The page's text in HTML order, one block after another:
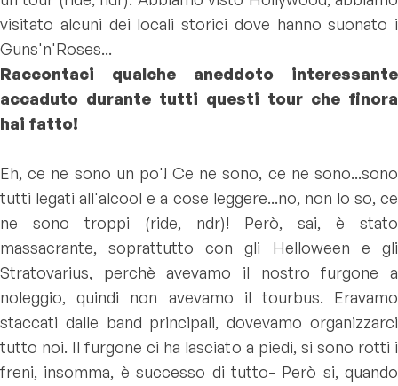
visitato alcuni dei locali storici dove hanno suonato i
Guns'n'Roses...
Raccontaci qualche aneddoto interessante
accaduto durante tutti questi tour che finora
hai fatto!
Eh, ce ne sono un po'! Ce ne sono, ce ne sono...sono
tutti legati all'alcool e a cose leggere...no, non lo so, ce
ne sono troppi (ride, ndr)! Però, sai, è stato
massacrante, soprattutto con gli Helloween e gli
Stratovarius, perchè avevamo il nostro furgone a
noleggio, quindi non avevamo il tourbus. Eravamo
staccati dalle band principali, dovevamo organizzarci
tutto noi. Il furgone ci ha lasciato a piedi, si sono rotti i
freni, insomma, è successo di tutto- Però si, quando